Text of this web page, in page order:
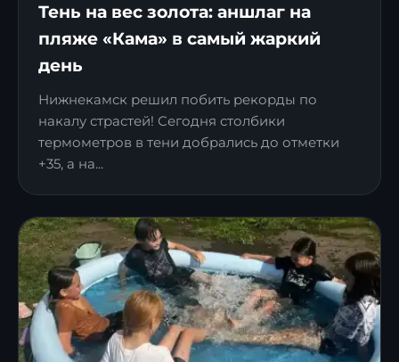
Тень на вес золота: аншлаг на
пляже «Кама» в самый жаркий
день
Нижнекамск решил побить рекорды по
накалу страстей! Сегодня столбики
термометров в тени добрались до отметки
+35, а на...